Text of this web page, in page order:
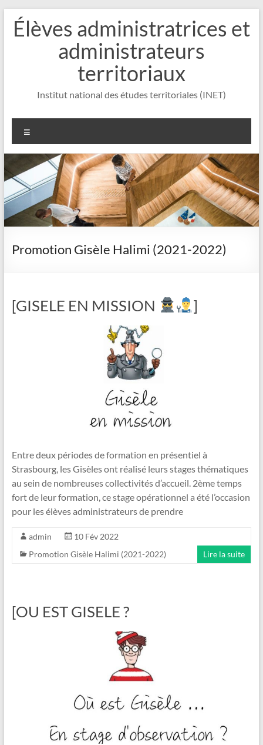
Aller
contenu
Élèves administratrices et
administrateurs
territoriaux
Institut national des études territoriales (INET)
Promotion Gisèle Halimi (2021-2022)
[GISELE EN MISSION ]
Entre deux périodes de formation en présentiel à
Strasbourg, les Gisèles ont réalisé leurs stages thématiques
au sein de nombreuses collectivités d’accueil. 2ème temps
fort de leur formation, ce stage opérationnel a été l’occasion
pour les élèves administrateurs de prendre
admin
10 Fév 2022
Promotion Gisèle Halimi (2021-2022)
Lire la suite
[OU EST GISELE ?